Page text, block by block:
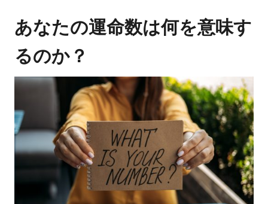
あなたの運命数は何を意味す
るのか？